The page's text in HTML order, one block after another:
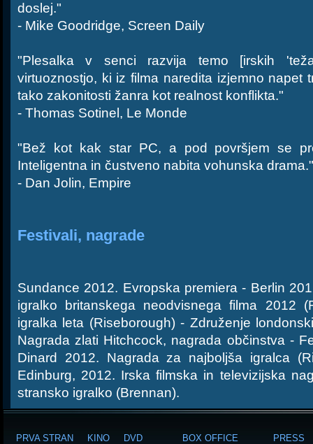
doslej."
- Mike Goodridge, Screen Daily
"Plesalka v senci razvija temo [irskih
virtuoznostjo, ki iz filma naredita izjemno napet
tako zakonitosti žanra kot realnost konflikta."
- Thomas Sotinel, Le Monde
"Bež kot kak star PC, a pod površjem se
Inteligentna in čustveno nabita vohunska drama."
- Dan Jolin, Empire
Festivali, nagrade
Sundance 2012. Evropska premiera - Berlin
igralko britanskega neodvisnega filma 2012
igralka leta (Riseborough) - Združenje
Nagrada zlati Hitchcock, nagrada občinstva -
Dinard 2012. Nagrada za najboljša igralca
Edinburg, 2012. Irska filmska in televizijska
stransko igralko (Brennan).
PRVA STRAN
KINO DVD BOX OFFICE
PRESS